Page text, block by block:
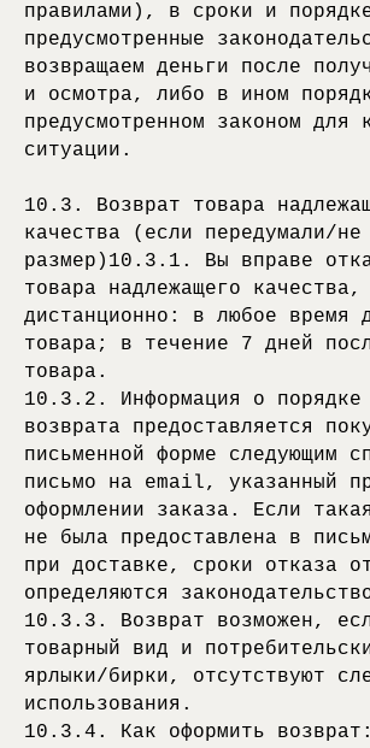
правилами), в сроки и
предусмотренные
возвращаем деньги после
и осмотра, либо в ином
предусмотренном законом для
ситуации.
10.3. Возврат товара
качества (если передумали/не
размер)10.3.1. Вы вправе
товара надлежащего качества,
дистанционно: в любое время
товара; в течение 7 дней
товара.
10.3.2. Информация о порядке
возврата предоставляется
письменной форме следующим
письмо на email, указанный
оформлении заказа. Если
не была предоставлена в
при доставке, сроки отказа
определяются
10.3.3. Возврат возможен,
товарный вид и
ярлыки/бирки, отсутствуют
использования.
10.3.4. Как оформить возврат: